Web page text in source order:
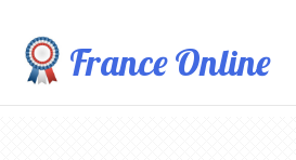
France Online